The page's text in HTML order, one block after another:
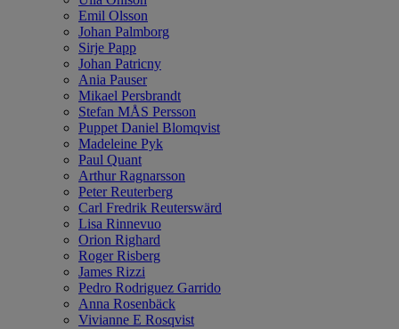
Emil Olsson
Johan Palmborg
Sirje Papp
Johan Patricny
Ania Pauser
Mikael Persbrandt
Stefan MÅS Persson
Puppet Daniel Blomqvist
Madeleine Pyk
Paul Quant
Arthur Ragnarsson
Peter Reuterberg
Carl Fredrik Reuterswärd
Lisa Rinnevuo
Orion Righard
Roger Risberg
James Rizzi
Pedro Rodriguez Garrido
Anna Rosenbäck
Vivianne E Rosqvist